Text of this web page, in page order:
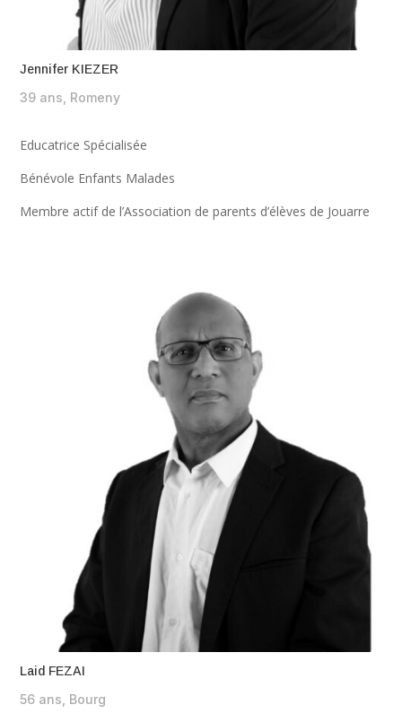
Jennifer KIEZER
39 ans, Romeny
Educatrice Spécialisée
Bénévole Enfants Malades
Membre actif de l’Association de parents d’élèves de Jouarre
Laid FEZAI
56 ans, Bourg